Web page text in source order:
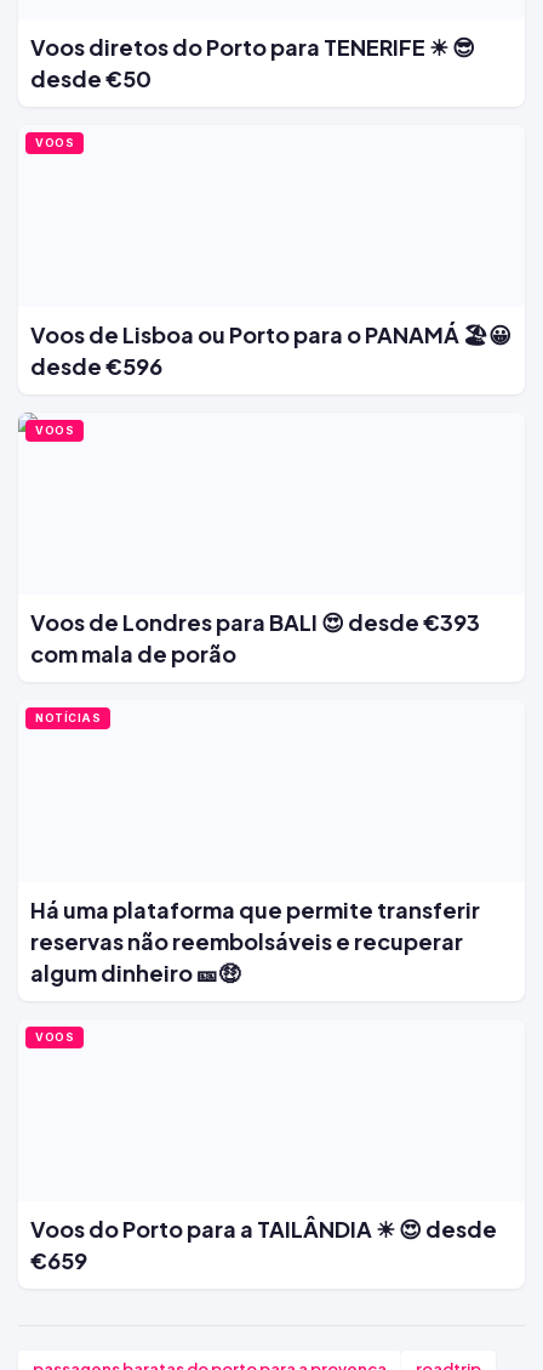
Voos diretos do Porto para TENERIFE ☀ 😎
desde €50
VOOS
Voos de Lisboa ou Porto para o PANAMÁ 🏖️😀
desde €596
VOOS
Voos de Londres para BALI 😍 desde €393
com mala de porão
NOTÍCIAS
Há uma plataforma que permite transferir
reservas não reembolsáveis e recuperar
algum dinheiro 🎫🤑
VOOS
Voos do Porto para a TAILÂNDIA ☀ 😍 desde
€659